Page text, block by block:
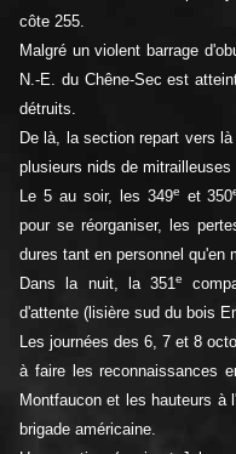
côte 255.
Malgré un violent barrage
N.-E. du Chêne-Sec est
détruits.
De là, la section repart vers
plusieurs nids de
Le 5 au soir, les 349e et 350
pour se réorganiser, les
dures tant en personnel qu'en
Dans la nuit, la 351e
d'attente (lisière sud du bois
Les journées des 6, 7 et 8
à faire les reconnaissances
Montfaucon et les hauteurs
brigade américaine.